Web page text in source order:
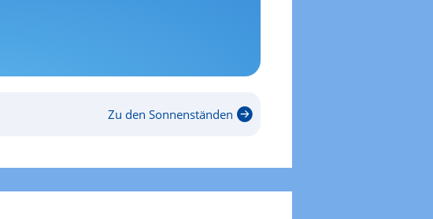
Zu den Sonnenständen